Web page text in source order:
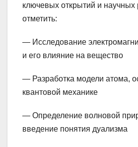
ключевых открытий и научных
отметить:
— Исследование
и его влияние на вещество
— Разработка модели атома,
квантовой механике
— Определение волновой
введение понятия дуализма